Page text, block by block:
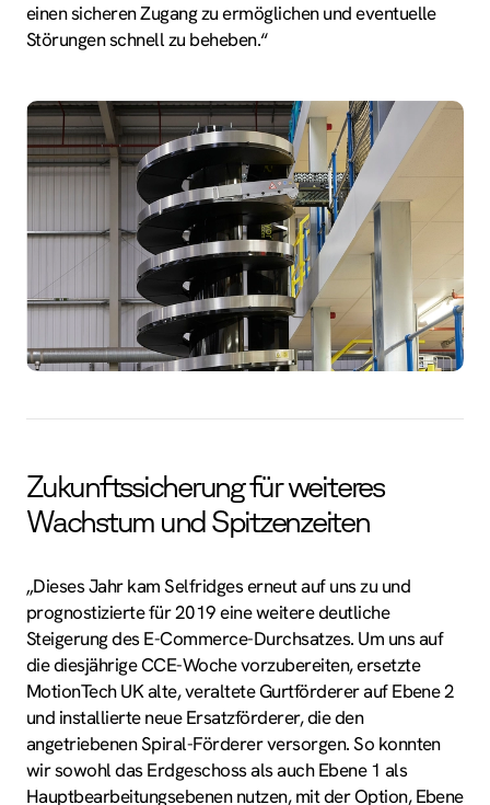
einen sicheren Zugang zu ermöglichen und eventuelle
Störungen schnell zu beheben.“
Zukunftssicherung für weiteres
Wachstum und Spitzenzeiten
„Dieses Jahr kam Selfridges erneut auf uns zu und
prognostizierte für 2019 eine weitere deutliche
Steigerung des E-Commerce-Durchsatzes. Um uns auf
die diesjährige CCE-Woche vorzubereiten, ersetzte
MotionTech UK alte, veraltete Gurtförderer auf Ebene 2
und installierte neue Ersatzförderer, die den
angetriebenen Spiral-Förderer versorgen. So konnten
wir sowohl das Erdgeschoss als auch Ebene 1 als
Hauptbearbeitungsebenen nutzen, mit der Option, Ebene